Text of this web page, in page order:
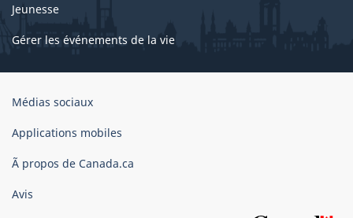
Jeunesse
Gérer les événements de la vie
Organisation
gouvernement
Canada
Médias sociaux
Applications mobiles
Ã propos de Canada.ca
Avis